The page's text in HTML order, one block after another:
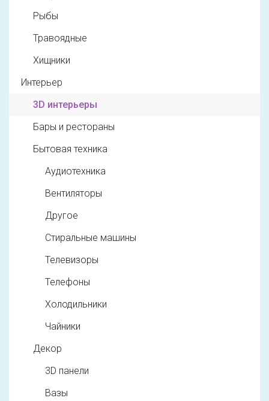
Рыбы
Травоядные
Хищники
Интерьер
3D интерьеры
Бары и рестораны
Бытовая техника
Аудиотехника
Вентиляторы
Другое
Стиральные машины
Телевизоры
Телефоны
Холодильники
Чайники
Декор
3D панели
Вазы